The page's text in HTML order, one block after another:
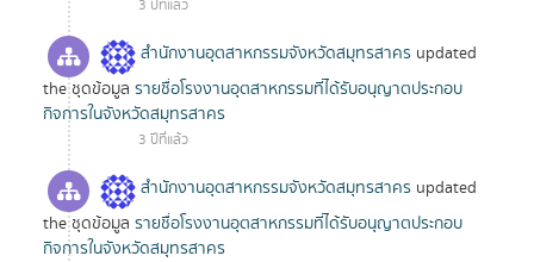
3 ปีที่แล้ว
สำนักงานอุตสาหกรรมจังหวัดสมุทรสาคร updated
the ชุดข้อมูล รายชื่อโรงงานอุตสาหกรรมที่ได้รับอนุญาตประกอบ
กิจการในจังหวัดสมุทรสาคร
3 ปีที่แล้ว
สำนักงานอุตสาหกรรมจังหวัดสมุทรสาคร updated
the ชุดข้อมูล รายชื่อโรงงานอุตสาหกรรมที่ได้รับอนุญาตประกอบ
กิจการในจังหวัดสมุทรสาคร